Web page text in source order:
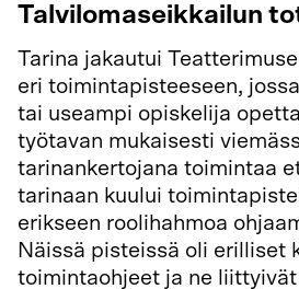
Talvilomaseikkailun
Tarina jakautui
eri toimintapisteeseen,
tai useampi opiskelija
työtavan mukaisesti
tarinankertojana toimintaa
tarinaan kuului
erikseen roolihahmoa
Näissä pisteissä oli erilliset
toimintaohjeet ja ne